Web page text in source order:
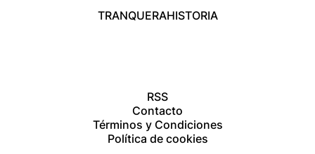
TRANQUERAHISTORIA
RSS
Contacto
Términos y Condiciones
Política de cookies